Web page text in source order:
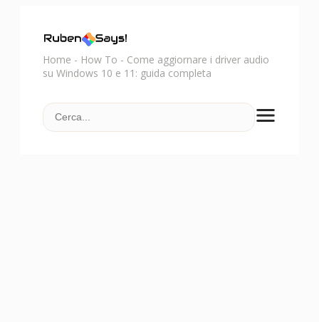
Home - How To - Come aggiornare i driver audio
su Windows 10 e 11: guida completa